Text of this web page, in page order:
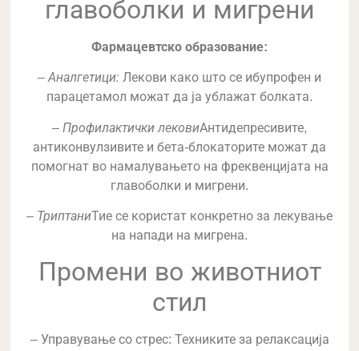
главоболки и мигрени
Фармацевтско образование:
– Аналгетици: Лекови како што се ибупрофен и
парацетамол можат да ја ублажат болката.
– Профилактички лековиАнтидепресивите,
антиконвулзивите и бета-блокаторите можат да
помогнат во намалувањето на фреквенцијата на
главоболки и мигрени.
– ТриптаниТие се користат конкретно за лекување
на напади на мигрена.
Промени во животниот
стил
– Управување со стрес: Техниките за релаксација